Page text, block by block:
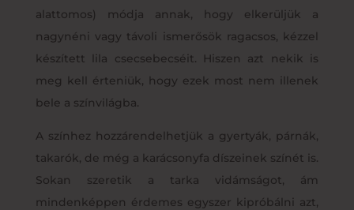
alattomos) módja annak, hogy elkerüljük a
nagynéni vagy távoli ismerősök ragacsos, kézzel
készített lila csecsebecséit. Hiszen azt nekik is
meg kell érteniük, hogy ezek most nem illenek
bele a színvilágba.
A színhez hozzárendelhetjük a gyertyák, párnák,
takarók, de még a karácsonyfa díszeinek színét is.
Sokan szeretik a tarka vidámságot, ám
mindenképpen érdemes egyszer kipróbálni azt,